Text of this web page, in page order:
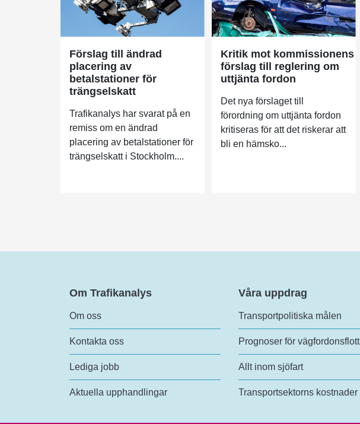
Förslag till ändrad
placering av
betalstationer för
trängselskatt
Trafikanalys har svarat på en
remiss om en ändrad
placering av betalstationer för
trängselskatt i Stockholm....
Kritik mot kommissionens
förslag till reglering om
uttjänta fordon
Det nya förslaget till
förordning om uttjänta fordon
kritiseras för att det riskerar att
bli en hämsko...
Om Trafikanalys
Om oss
Kontakta oss
Lediga jobb
Aktuella upphandlingar
Våra uppdrag
Transportpolitiska målen
Prognoser för
Allt inom sjöfart
Transportsektorns kostnader